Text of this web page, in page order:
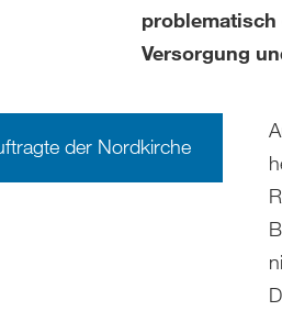
Versorgung
der Nordkirche